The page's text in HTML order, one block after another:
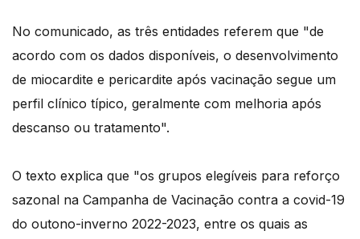
No comunicado, as três entidades referem que "de
acordo com os dados disponíveis, o desenvolvimento
de miocardite e pericardite após vacinação segue um
perfil clínico típico, geralmente com melhoria após
descanso ou tratamento".
O texto explica que "os grupos elegíveis para reforço
sazonal na Campanha de Vacinação contra a covid-19
do outono-inverno 2022-2023, entre os quais as